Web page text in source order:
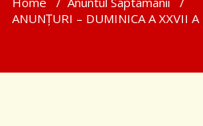
ANUNȚURI – DUMINICA A XXVII A